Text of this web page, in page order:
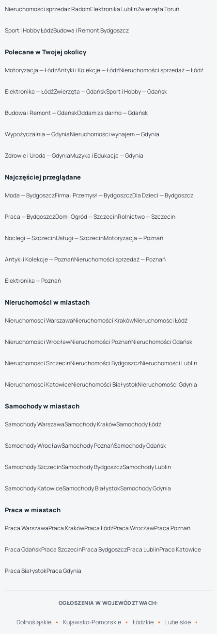
Nieruchomości sprzedaż RadomElektronika LublinZwierzęta Toruń
Sport i Hobby ŁódźBudowa i Remont Bydgoszcz
Polecane w Twojej okolicy
Motoryzacja — ŁódźAntyki i Kolekcje — ŁódźNieruchomości sprzedaż — Łódź
Elektronika — ŁódźZwierzęta — GdańskSport i Hobby — Gdańsk
Budowa i Remont — GdańskOddam za darmo — Gdańsk
Wypożyczalnia — GdyniaNieruchomości wynajem — Gdynia
Zdrowie i Uroda — GdyniaMuzyka i Edukacja — Gdynia
Najczęściej przeglądane
Moda — BydgoszczFirma i Przemysł — BydgoszczDla Dzieci — Bydgoszcz
Praca — BydgoszczDom i Ogród — SzczecinRolnictwo — Szczecin
Noclegi — SzczecinUsługi — SzczecinMotoryzacja — Poznań
Antyki i Kolekcje — PoznańNieruchomości sprzedaż — Poznań
Elektronika — Poznań
Nieruchomości w miastach
Nieruchomości WarszawaNieruchomości KrakówNieruchomości Łódź
Nieruchomości WrocławNieruchomości PoznańNieruchomości Gdańsk
Nieruchomości SzczecinNieruchomości BydgoszczNieruchomości Lublin
Nieruchomości KatowiceNieruchomości BiałystokNieruchomości Gdynia
Samochody w miastach
Samochody WarszawaSamochody KrakówSamochody Łódź
Samochody WrocławSamochody PoznańSamochody Gdańsk
Samochody SzczecinSamochody BydgoszczSamochody Lublin
Samochody KatowiceSamochody BiałystokSamochody Gdynia
Praca w miastach
Praca WarszawaPraca KrakówPraca ŁódźPraca WrocławPraca Poznań
Praca GdańskPraca SzczecinPraca BydgoszczPraca LublinPraca Katowice
Praca BiałystokPraca Gdynia
OGŁOSZENIA W WOJEWÓDZTWACH:
Dolnośląskie Kujawsko-Pomorskie Łódzkie Lubelskie